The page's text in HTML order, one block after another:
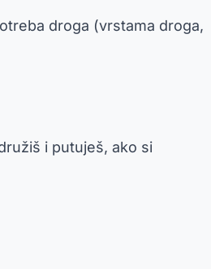
droga (vrstama droga,
i putuješ, ako si